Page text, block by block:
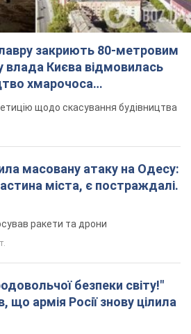
закриють 80-метровим
Києва відмовилась
хмарочоса
щодо скасування будівництва
масовану атаку на Одесу:
міста, є постраждалі.
ракети та дрони
безпеки світу!"
що армія Росії знову цілила